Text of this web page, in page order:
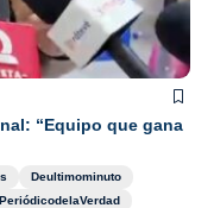
“Equipo que gana
Deultimominuto